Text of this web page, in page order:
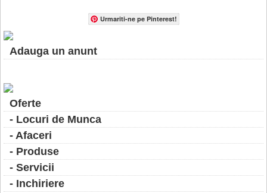
Urmariti-ne pe Pinterest!
Adauga un anunt
Oferte
- Locuri de Munca
- Afaceri
- Produse
- Servicii
- Inchiriere